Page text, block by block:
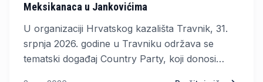
Meksikanaca u Jankovićima
U organizaciji Hrvatskog kazališta Travnik, 31.
srpnja 2026. godine u Travniku održava se
tematski događaj Country Party, koji donosi